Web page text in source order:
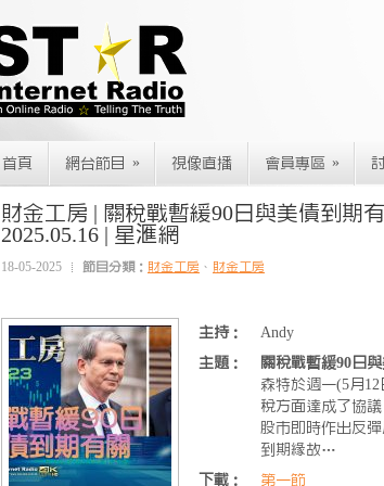
首頁 網台節目 » 視像直播 會員專區 »
財金工房 | 關稅戰暫緩90日與美債到期
2025.05.16 | 星滙網
18-05-2025 節目分類： 財金工房 、 財金工房
主持：
Andy
主題：
關稅戰暫緩90日
森特於週一(5月
稅方面達成了協
股市即時作出反
到期緣故…
下載：
第一節